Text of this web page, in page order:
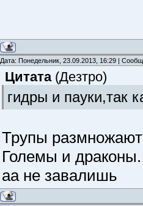
Дата: Понедельник, 23.09.2013, 16:29 |
Цитата(Дезтро)
гидры и пауки,так
Трупы
Големы и драконы.
аа не завалишь